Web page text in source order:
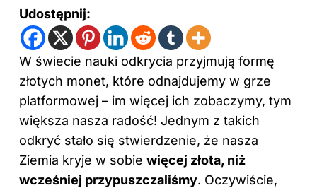
Udostępnij:
W świecie nauki odkrycia przyjmują formę
złotych monet, które odnajdujemy w grze
platformowej – im więcej ich zobaczymy, tym
większa nasza radość! Jednym z takich
odkryć stało się stwierdzenie, że nasza
Ziemia kryje w sobie więcej złota, niż
wcześniej przypuszczaliśmy. Oczywiście,